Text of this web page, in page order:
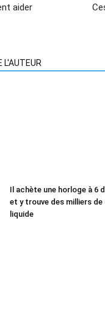
aider
L'AUTEUR
Il achète une horloge à 6
et y trouve des milliers de
liquide